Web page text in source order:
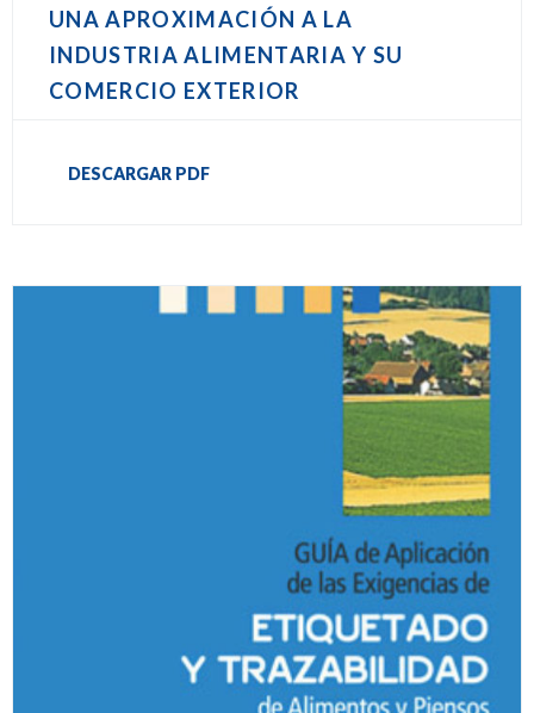
UNA APROXIMACIÓN A LA
INDUSTRIA ALIMENTARIA Y SU
COMERCIO EXTERIOR
DESCARGAR PDF